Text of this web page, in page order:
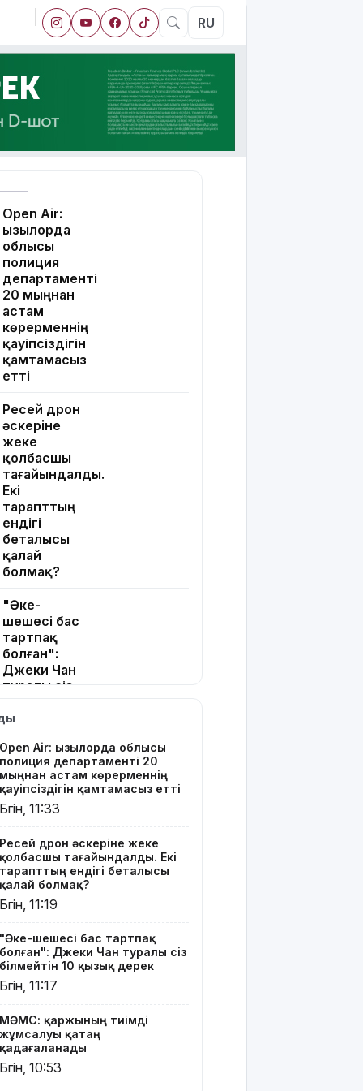
RU
Open Air:
Қызылорда
облысы
полиция
департаменті
20 мыңнан
астам
көрерменнің
қауіпсіздігін
қамтамасыз
етті
Ресей дрон
әскеріне
жеке
қолбасшы
тағайындалды.
Екі
тарапттың
ендігі
беталысы
қалай
болмақ?
"Әке-
шешесі бас
тартпақ
болған":
Джеки Чан
туралы сіз
10 қызық
МӘМС:
қаржының
тиімді
жұмсалуы
қадағаланады
Астанада
"Comic Con
Astana
2026"
фестивалі
басталды
12 тамызда
Күн толық
тұтылады
Орта
мектептерде
Open Air: Қызылорда облысы
полиция департаменті 20
мыңнан астам көрерменнің
қауіпсіздігін қамтамасыз етті
Бүгін, 11:33
Ресей дрон әскеріне жеке
қолбасшы тағайындалды. Екі
тарапттың ендігі беталысы
қалай болмақ?
Бүгін, 11:19
"Әке-шешесі бас тартпақ
болған": Джеки Чан туралы сіз
білмейтін 10 қызық дерек
Бүгін, 11:17
МӘМС: қаржының тиімді
жұмсалуы қатаң
қадағаланады
Бүгін, 10:53